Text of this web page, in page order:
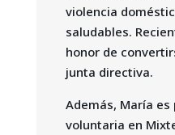
violencia
saludables.
honor de
junta directiva.
Además, María
voluntaria en